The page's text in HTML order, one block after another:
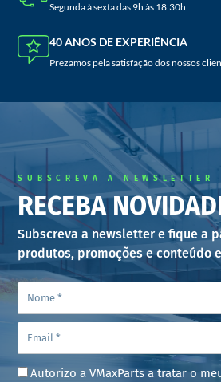
Segunda à sexta das 9h às 18:30h
40 ANOS DE EXPERIÊNCIA
Prezamos pela satisfação dos nossos
SUBSCREVA A NEWSLETTER
RECEBA
Subscreva a newsletter e fique a
produtos, promoções e conteúdo
Autorizo a VMaxParts a tratar o